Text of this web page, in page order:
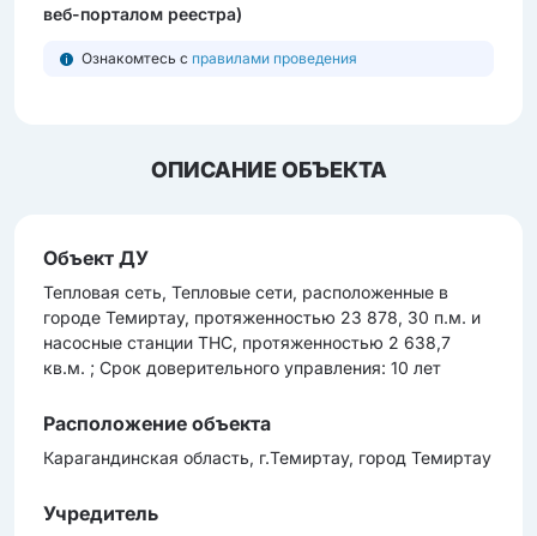
веб-порталом реестра)
Ознакомтесь с правилами проведения
ОПИСАНИЕ ОБЪЕКТА
Объект ДУ
Тепловая сеть, Тепловые сети, расположенные в
городе Темиртау, протяженностью 23 878, 30 п.м. и
насосные станции ТНС, протяженностью 2 638,7
кв.м. ; Срок доверительного управления: 10 лет
Расположение объекта
Карагандинская область, г.Темиртау, город Темиртау
Учредитель